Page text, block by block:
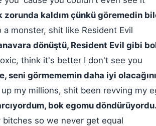
zorunda kaldım çünkü göremedin
monster, shit like Resident Evil
dönüştü, Resident Evil gibi
think it's better I don't see you
seni görmememin daha iyi
my millions, shit been revving my
bok egomu döndürüyordu.
so we never get equal